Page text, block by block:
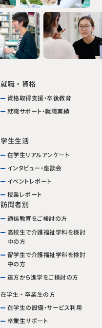
就職・資格
資格取得支援・卒後教育
就職サポート・就職実績
学生生活
在学生リアルアンケート
インタビュー・座談会
イベントレポート
授業レポート
訪問者別
通信教育をご検討の方
高校生で介護福祉学科を検討
中の方
留学生で介護福祉学科を検討
中の方
遠方から進学をご検討の方
在学生・卒業生の方
在学生の設備・サービス利用
卒業生サポート